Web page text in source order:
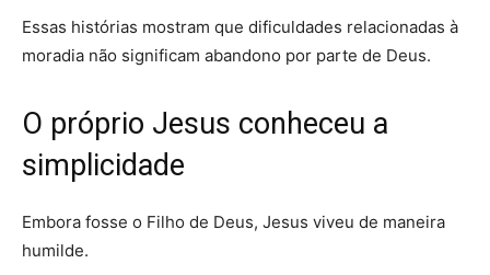
Essas histórias mostram que dificuldades relacionadas à
moradia não significam abandono por parte de Deus.
O próprio Jesus conheceu a
simplicidade
Embora fosse o Filho de Deus, Jesus viveu de maneira
humilde.